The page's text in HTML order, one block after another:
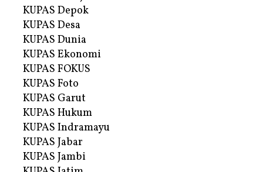
KUPAS Depok
KUPAS Desa
KUPAS Dunia
KUPAS Ekonomi
KUPAS FOKUS
KUPAS Foto
KUPAS Garut
KUPAS Hukum
KUPAS Indramayu
KUPAS Jabar
KUPAS Jambi